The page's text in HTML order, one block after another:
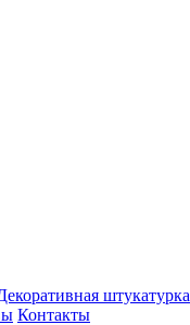
штукатурка
Контакты